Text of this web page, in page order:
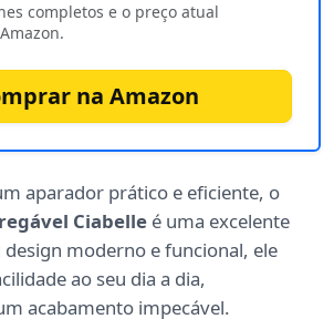
completos e o preço atual
na Amazon
aparador prático e eficiente, o
Ciabelle é uma excelente
design moderno e funcional, ele
ao seu dia a dia,
acabamento impecável.